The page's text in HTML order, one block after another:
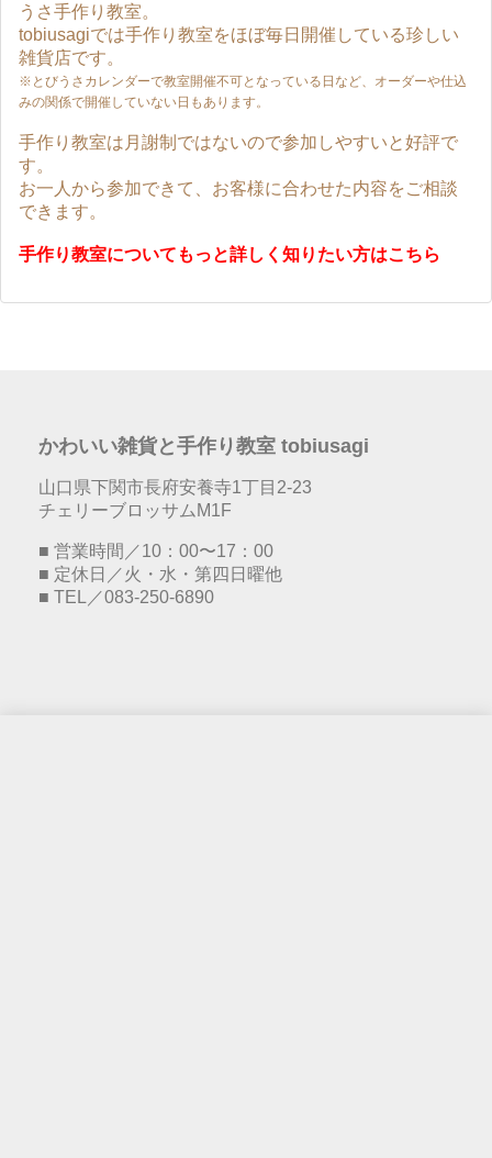
うさ手作り教室。
tobiusagiでは手作り教室をほぼ毎日開催している珍しい
雑貨店です。
※とびうさカレンダーで教室開催不可となっている日など、オーダーや仕込
みの関係で開催していない日もあります。
手作り教室は月謝制ではないので参加しやすいと好評で
す。
お一人から参加できて、お客様に合わせた内容をご相談
できます。
手作り教室についてもっと詳しく知りたい方はこちら
かわいい雑貨と手作り教室 tobiusagi
山口県下関市長府安養寺1丁目2-23
チェリーブロッサムM1F
■ 営業時間／10：00〜17：00
■ 定休日／火・水・第四日曜他
■ TEL／083-250-6890